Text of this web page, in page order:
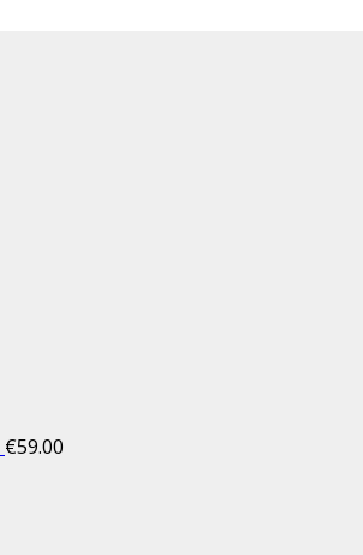
€59.00